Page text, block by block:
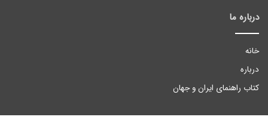
درباره ما
خانه
درباره
کتاب راهنمای ایران و جهان